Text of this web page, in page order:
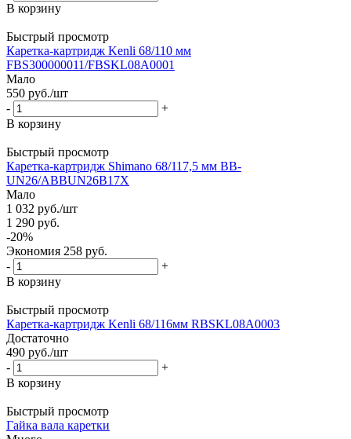
В корзину
Быстрый просмотр
Каретка-картридж Kenli 68/110 мм
FBS300000011/FBSKL08A0001
Мало
550 руб./шт
-
+
В корзину
Быстрый просмотр
Каретка-картридж Shimano 68/117,5 мм BB-
UN26/ABBUN26B17X
Мало
1 032 руб./шт
1 290 руб.
-20%
Экономия 258 руб.
-
+
В корзину
Быстрый просмотр
Каретка-картридж Kenli 68/116мм RBSKL08A0003
Достаточно
490 руб./шт
-
+
В корзину
Быстрый просмотр
Гайка вала каретки